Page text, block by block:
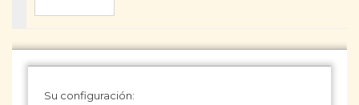
Su configuración: